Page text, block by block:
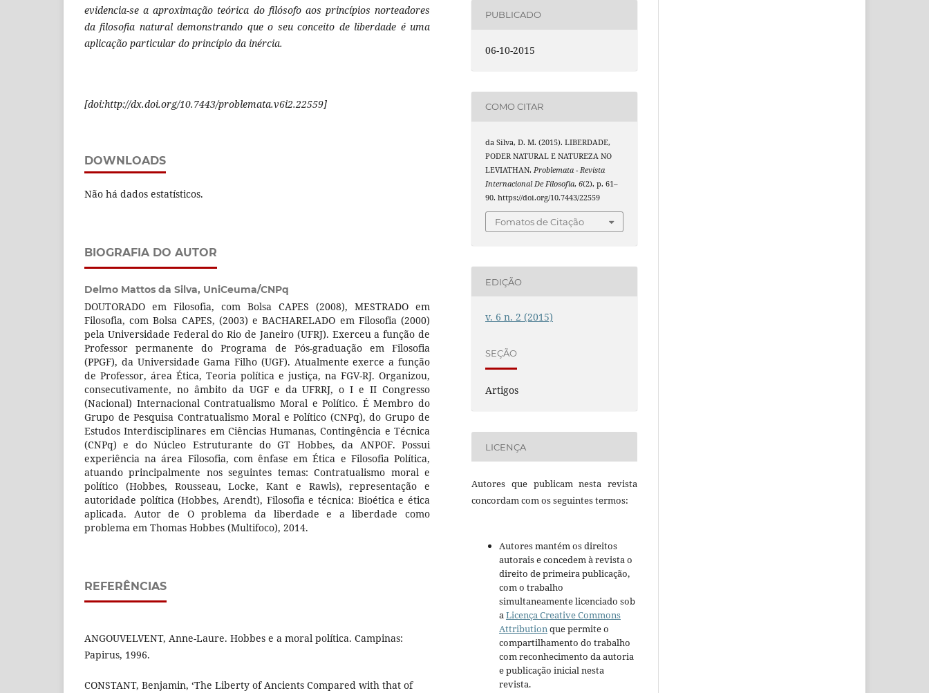
evidencia-se a aproximação teórica do filósofo aos princípios norteadores
da filosofia natural demonstrando que o seu conceito de liberdade é uma
aplicação particular do princípio da inércia.
[doi:http://dx.doi.org/10.7443/problemata.v6i2.22559]
DOWNLOADS
Não há dados estatísticos.
BIOGRAFIA DO AUTOR
Delmo Mattos da Silva, UniCeuma/CNPq
DOUTORADO em Filosofia, com Bolsa CAPES (2008), MESTRADO em
Filosofia, com Bolsa CAPES, (2003) e BACHARELADO em Filosofia (2000)
pela Universidade Federal do Rio de Janeiro (UFRJ). Exerceu a função de
Professor permanente do Programa de Pós-graduação em Filosofia
(PPGF), da Universidade Gama Filho (UGF). Atualmente exerce a função
de Professor, área Ética, Teoria política e justiça, na FGV-RJ. Organizou,
consecutivamente, no âmbito da UGF e da UFRRJ, o I e II Congresso
(Nacional) Internacional Contratualismo Moral e Político. É Membro do
Grupo de Pesquisa Contratualismo Moral e Político (CNPq), do Grupo de
Estudos Interdisciplinares em Ciências Humanas, Contingência e Técnica
(CNPq) e do Núcleo Estruturante do GT Hobbes, da ANPOF. Possui
experiência na área Filosofia, com ênfase em Ética e Filosofia Política,
atuando principalmente nos seguintes temas: Contratualismo moral e
político (Hobbes, Rousseau, Locke, Kant e Rawls), representação e
autoridade política (Hobbes, Arendt), Filosofia e técnica: Bioética e ética
aplicada. Autor de O problema da liberdade e a liberdade como
problema em Thomas Hobbes (Multifoco), 2014.
REFERÊNCIAS
ANGOUVELVENT, Anne-Laure. Hobbes e a moral política. Campinas:
Papirus, 1996.
CONSTANT, Benjamin, ‘The Liberty of Ancients Compared with that of
PUBLICADO
06-10-2015
COMO CITAR
da Silva, D. M. (2015). LIBERDADE,
PODER NATURAL E NATUREZA NO
LEVIATHAN.Problemata - Revista
Internacional De Filosofia,6(2), p. 61–
90. https://doi.org/10.7443/22559
Fomatos de Citação
EDIÇÃO
v. 6 n. 2 (2015)
SEÇÃO
Artigos
LICENÇA
Autores que publicam nesta revista
concordam com os seguintes termos:
Autores mantém os direitos
autorais e concedem à revista o
direito de primeira publicação,
com o trabalho
simultaneamente licenciado sob
aLicença Creative Commons
Attributionque permite o
compartilhamento do trabalho
com reconhecimento da autoria
e publicação inicial nesta
revista.